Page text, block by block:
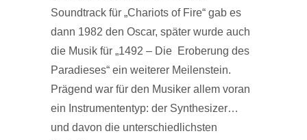
Soundtrack für „Chariots of Fire“ gab es
dann 1982 den Oscar, später wurde auch
die Musik für „1492 – Die Eroberung des
Paradieses“ ein weiterer Meilenstein.
Prägend war für den Musiker allem voran
ein Instrumententyp: der Synthesizer…
und davon die unterschiedlichsten